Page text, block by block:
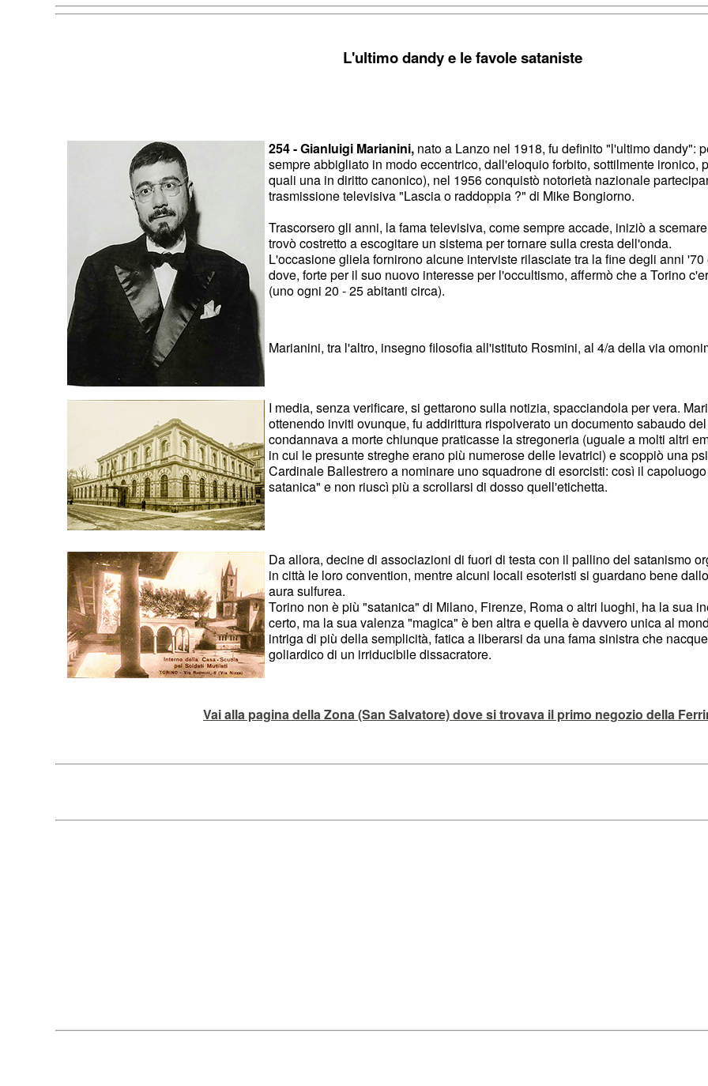
L'ultimo dandy e le favole sataniste
254 - Gianluigi Marianini, nato a Lanzo nel 1918, fu definito "l'ultimo dandy":
sempre abbigliato in modo eccentrico, dall'eloquio forbito, sottilmente ironico,
quali una in diritto canonico), nel 1956 conquistò notorietà nazionale
trasmissione televisiva "Lascia o raddoppia ?" di Mike Bongiorno.
Trascorsero gli anni, la fama televisiva, come sempre accade, iniziò a
trovò costretto a escogitare un sistema per tornare sulla cresta dell'onda.
L'occasione gliela fornirono alcune interviste rilasciate tra la fine degli anni
dove, forte per il suo nuovo interesse per l'occultismo, affermò che a Torino
(uno ogni 20 - 25 abitanti circa).
Marianini, tra l'altro, insegno filosofia all'istituto Rosmini, al 4/a della via
I media, senza verificare, si gettarono sulla notizia, spacciandola per vera.
ottenendo inviti ovunque, fu addirittura rispolverato un documento sabaudo
condannava a morte chiunque praticasse la stregoneria (uguale a molti altri
in cui le presunte streghe erano più numerose delle levatrici) e scoppiò una
Cardinale Ballestrero a nominare uno squadrone di esorcisti: così il
satanica" e non riuscì più a scrollarsi di dosso quell'etichetta.
Da allora, decine di associazioni di fuori di testa con il pallino del satanismo
in città le loro convention, mentre alcuni locali esoteristi si guardano bene
aura sulfurea.
Torino non è più "satanica" di Milano, Firenze, Roma o altri luoghi, ha la sua
certo, ma la sua valenza "magica" è ben altra e quella è davvero unica al
intriga di più della semplicità, fatica a liberarsi da una fama sinistra che
goliardico di un irriducibile dissacratore.
Vai alla pagina della Zona (San Salvatore) dove si trovava il primo negozio della